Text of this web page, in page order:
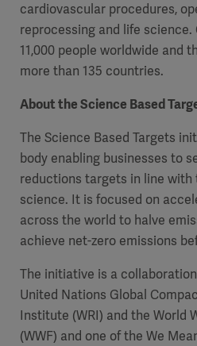
cardiovascular procedures,
reprocessing and life
11,000 people worldwide and
more than 135 countries.
About the Science Based
The Science Based Targets
body enabling businesses to
reductions targets in line
science. It is focused on
across the world to halve
achieve net-zero emissions
The initiative is a
United Nations Global
Institute (WRI) and the World
(WWF) and one of the We